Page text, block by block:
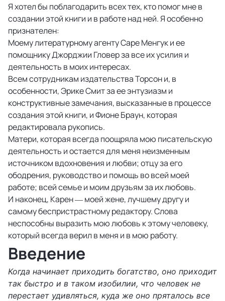
Я хотел бы поблагодарить всех тех, кто помог мне в
создании этой книги и в работе над ней. Я особенно
признателен:
Моему литературному агенту Саре Менгук и ее
помощнику Джорджии Гловер за все их усилия и
деятельность в моих интересах.
Всем сотрудникам издательства Торсон и, в
особенности, Эрике Смит за ее энтузиазм и
конструктивные замечания, высказанные в процессе
создания этой книги, и Фионе Браун, которая
редактировала рукопись.
Матери, которая всегда поощряла мою писательскую
деятельность и остается для меня неизменным
источником вдохновения и любви; отцу за его
ободрения, руководство и помощь во всей моей
работе; всей семье и моим друзьям за их любовь.
И наконец, Карен — моей жене, лучшему другу и
самому беспристрастному редактору. Слова
неспособны выразить мою любовь к этому человеку,
который всегда верил в меня и в мою работу.
Введение
Когда начинает приходить богатство, оно приходит
так быстро и в таком изобилии, что человек не
перестает удивляться, куда же оно пряталось все